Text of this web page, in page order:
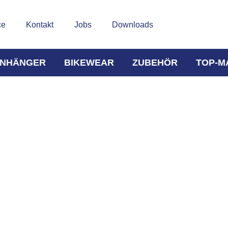
Kontakt Jobs Downloads
BIKEWEAR ZUBEHÖR TOP-